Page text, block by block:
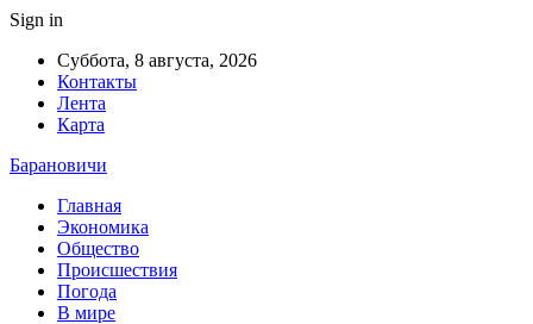
Sign in
Суббота, 8 августа, 2026
Контакты
Лента
Карта
Барановичи
Главная
Экономика
Общество
Происшествия
Погода
В мире